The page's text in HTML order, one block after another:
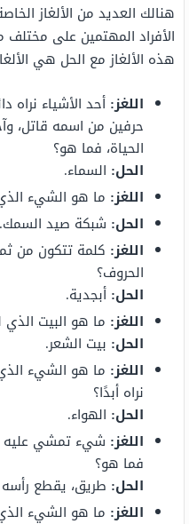
هنالك العديد من الألغاز
الأفراد المهتمين على
هذه الألغاز مع الحل هي
اللغز: أحد الأشياء
الحياة، فما هو؟
الحل: السماء.
اللغز: ما هو الشيء
الحل: شبكة صيد السمك.
اللغز: كلمة تتكون من
الحروف؟
الحل: أبجدية.
اللغز: ما هو البيت الذي
الحل: بيت الشعر.
اللغز: ما هو الشيء
نراه أبدًا؟
الحل: الهواء.
اللغز: شيء تمشي عليه
فما هو؟
الحل: طريق، يقطع
اللغز: ما هو الشيء